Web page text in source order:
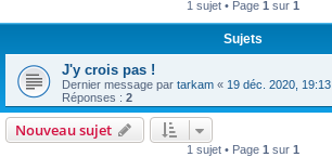
1 sujet • Page 1 sur 1
Sujets
J'y crois pas !
Dernier message par tarkam « 19 déc. 2020, 19:13
Réponses : 2
Nouveau sujet
1 sujet • Page 1 sur 1